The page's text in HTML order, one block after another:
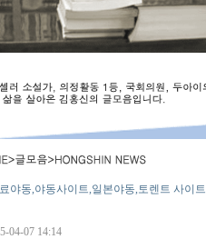
04-07 14:14